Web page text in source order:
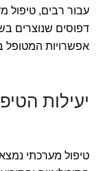
עבור רבים, טיפול
דפוסים שנוצרים
אפשרויות המטופל
יעילות
טיפול מערכתי